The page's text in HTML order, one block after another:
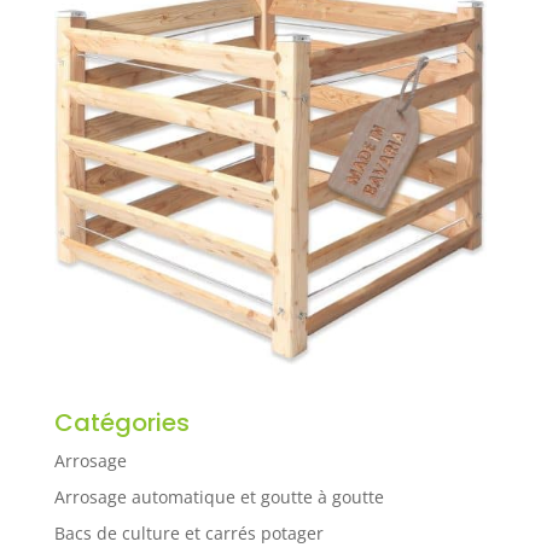
Catégories
Arrosage
Arrosage automatique et goutte à goutte
Bacs de culture et carrés potager